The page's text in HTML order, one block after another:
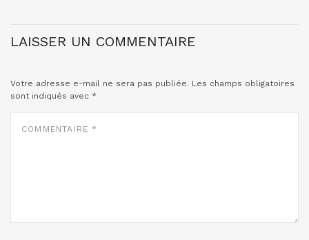
LAISSER UN COMMENTAIRE
Votre adresse e-mail ne sera pas publiée. Les champs obligatoires
sont indiqués avec *